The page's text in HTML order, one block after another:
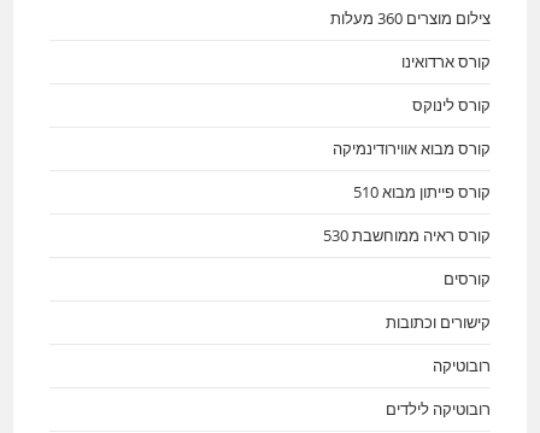
צילום מוצרים 360 מעלות
קורס ארדואינו
קורס לינוקס
קורס מבוא אווירודינמיקה
קורס פייתון מבוא 510
קורס ראיה ממוחשבת 530
קורסים
קישורים וכתובות
רובוטיקה
רובוטיקה לילדים